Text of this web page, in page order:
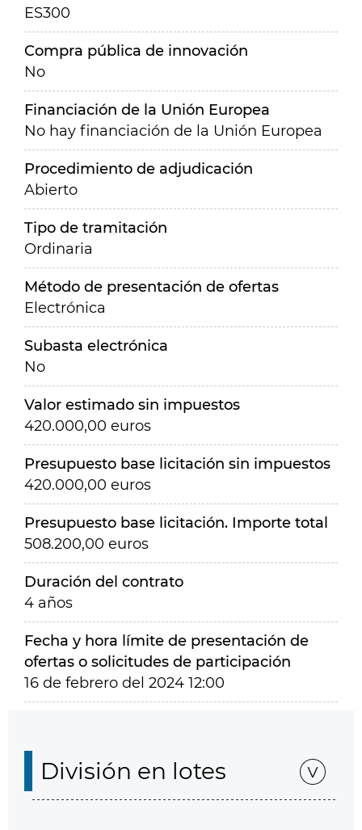
ES300
Compra pública de innovación
No
Financiación de la Unión Europea
No hay financiación de la Unión Europea
Procedimiento de adjudicación
Abierto
Tipo de tramitación
Ordinaria
Método de presentación de ofertas
Electrónica
Subasta electrónica
No
Valor estimado sin impuestos
420.000,00 euros
Presupuesto base licitación sin impuestos
420.000,00 euros
Presupuesto base licitación. Importe total
508.200,00 euros
Duración del contrato
4 años
Fecha y hora límite de presentación de
ofertas o solicitudes de participación
16 de febrero del 2024 12:00
División en lotes